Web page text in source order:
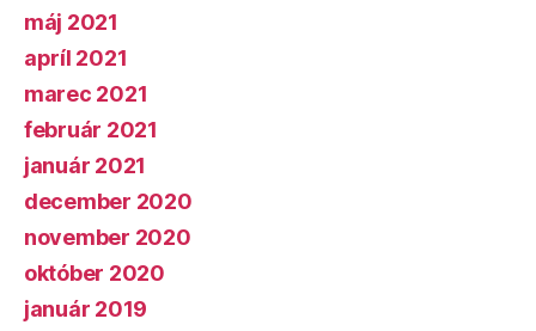
máj 2021
apríl 2021
marec 2021
február 2021
január 2021
december 2020
november 2020
október 2020
január 2019